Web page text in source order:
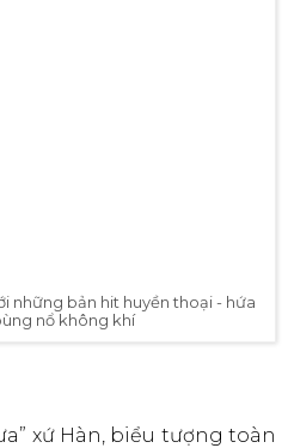
những bản hit huyền thoại - hứa
nổ không khí
xứ Hàn, biểu tượng toàn